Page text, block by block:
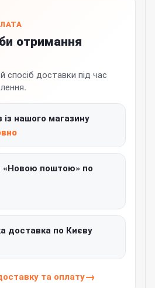
отримання
спосіб доставки під час
із нашого магазину
«Новою поштою» по
доставка по Києву
та оплату